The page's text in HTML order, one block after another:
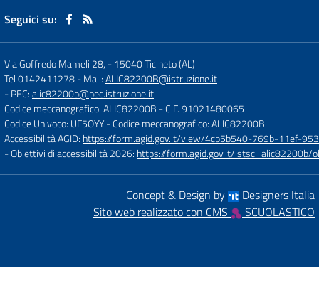
Seguici su:
Via Goffredo Mameli 28, -15040 Ticineto (AL)
Tel 0142411278- Mail:ALIC82200B@istruzione.it
- PEC:alic82200b@pec.istruzione.it
Codice meccanografico: ALIC82200B - C.F. 91021480065
Codice Univoco: UF5OYY- Codice meccanografico: ALIC82200B
Accessibilità AGID: https://form.agid.gov.it/view/4cb5b540-769b-11ef-
- Obiettivi di accessibilità 2026: https://form.agid.gov.it/
Concept & Design by
Designers Italia
Sito web realizzato con CMS
SCUOLASTICO